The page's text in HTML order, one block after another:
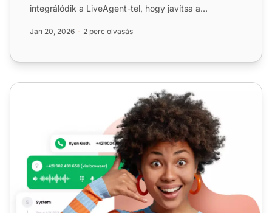
integrálódik a LiveAgent-tel, hogy javítsa a
Jan 20, 2026 2 perc olvasás
Virtuális call center szoftver